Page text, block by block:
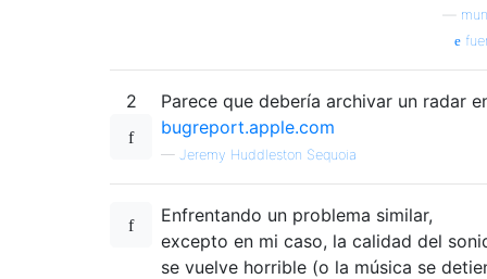
2
Parece que debería archivar un radar
bugreport.apple.com
— Jeremy Huddleston Sequoia
Enfrentando un problema similar,
excepto en mi caso, la calidad del
se vuelve horrible (o la música se